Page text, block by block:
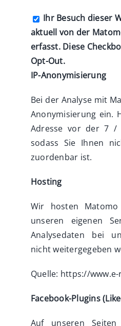
Ihr Besuch dieser
aktuell von der
erfasst. Diese
Opt-Out.
IP-Anonymisierung
Bei der Analyse mit
Anonymisierung ein.
Adresse vor der 7 /
sodass Sie Ihnen
zuordenbar ist.
Hosting
Wir hosten
unseren eigenen
Analysedaten bei
nicht weitergegeben
Quelle: https://
Facebook-Plugins
Auf unseren